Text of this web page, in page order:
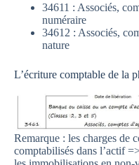
34611 : Associés,
numéraire
34612 : Associés,
nature
L’écriture comptable de la
Remarque : les charges de
comptabilisés dans l’actif